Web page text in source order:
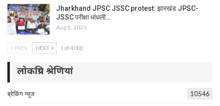
Jharkhand JPSC JSSC protest: झारखंड JPSC-
JSSC परीक्षा धांधली…
Aug 8, 2026
PREV NEXT 1 of 4,002
लोकप्रिय श्रेणियां
ब्रेकिंग न्यूज 10546